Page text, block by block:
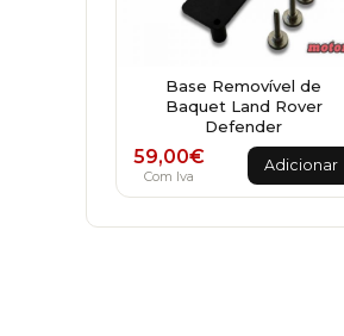
Base Removível de
Baquet Land Rover
Defender
59,00€
Com Iva
Adicionar